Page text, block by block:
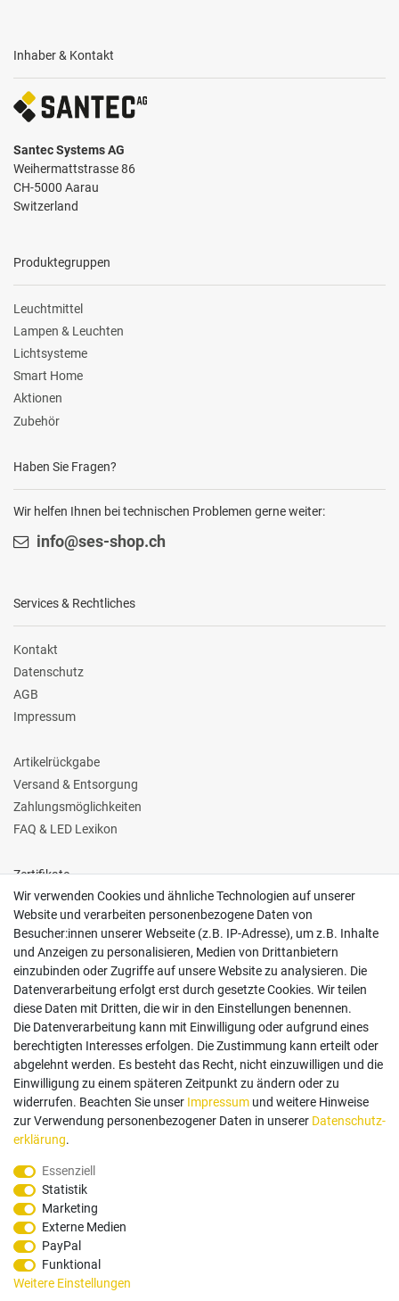
Inhaber & Kontakt
Santec Systems AG
Weihermattstrasse 86
CH-5000 Aarau
Switzerland
Produktegruppen
Leuchtmittel
Lampen & Leuchten
Lichtsysteme
Smart Home
Aktionen
Zubehör
Haben Sie Fragen?
Wir helfen Ihnen bei technischen Problemen gerne weiter:
info@ses-shop.ch
Services & Rechtliches
Kontakt
Datenschutz
AGB
Impressum
Artikelrückgabe
Versand & Entsorgung
Zahlungsmöglichkeiten
FAQ & LED Lexikon
Zertifikate
Follow us
Zahlungsarten
Paypal
Versand Dienstleister
Wir verwenden Cookies und ähnliche Technologien auf unserer
Website und verarbeiten personenbezogene Daten von
Besucher:innen unserer Webseite (z.B. IP-Adresse), um z.B. Inhalte
und Anzeigen zu personalisieren, Medien von Drittanbietern
einzubinden oder Zugriffe auf unsere Website zu analysieren. Die
Datenverarbeitung erfolgt erst durch gesetzte Cookies. Wir teilen
diese Daten mit Dritten, die wir in den Einstellungen benennen.
Die Datenverarbeitung kann mit Einwilligung oder aufgrund eines
berechtigten Interesses erfolgen. Die Zustimmung kann erteilt oder
abgelehnt werden. Es besteht das Recht, nicht einzuwilligen und die
Einwilligung zu einem späteren Zeitpunkt zu ändern oder zu
widerrufen. Beachten Sie unser Impressum und weitere Hinweise
zur Verwendung personenbezogener Daten in unserer Daten­schutz­
erklärung.
Essenziell
Statistik
Marketing
Externe Medien
PayPal
Funktional
Weitere Einstellungen